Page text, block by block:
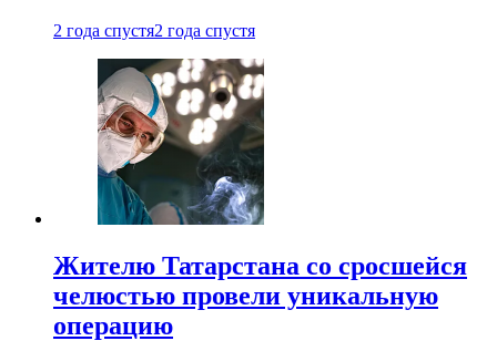
2 года спустя2 года спустя
Жителю Татарстана со сросшейся
челюстью провели уникальную
операцию